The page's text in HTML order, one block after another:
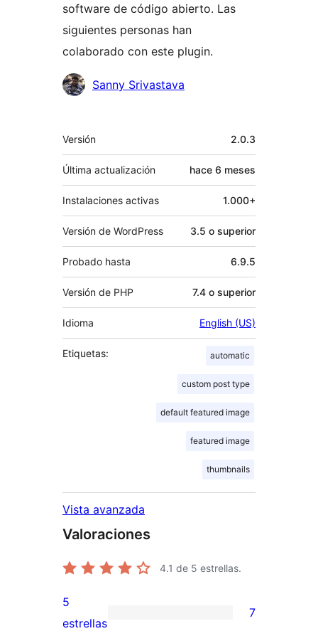
software de código abierto. Las
siguientes personas han
colaborado con este plugin.
Colaboradores
Sanny Srivastava
Meta
Versión 2.0.3
Última actualización hace 6 meses
Instalaciones activas 1.000+
Versión de WordPress 3.5 o superior
Probado hasta 6.9.5
Versión de PHP 7.4 o superior
Idioma English (US)
Etiquetas: automatic
custom post type
default featured image
featured image
thumbnails
Vista avanzada
Valoraciones
4.1 de 5 estrellas.
7
5
estrellas
7